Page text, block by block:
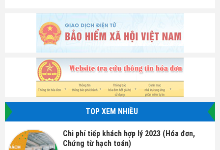
TOP XEM NHIỀU
Chi phí tiếp khách hợp lý 2023 (Hóa đơn,
Chứng từ hạch toán)